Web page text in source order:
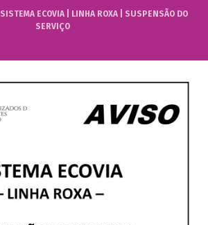
SISTEMA ECOVIA | LINHA ROXA | SUSPENSÃO DO
SERVIÇO